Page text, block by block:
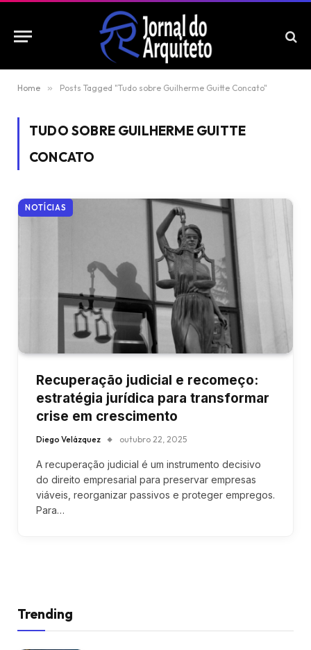
Home » Posts Tagged "Tudo sobre Guilherme Guitte Concato"
TUDO SOBRE GUILHERME GUITTE
CONCATO
NOTÍCIAS
Recuperação judicial e recomeço:
estratégia jurídica para transformar
crise em crescimento
Diego Velázquez outubro 22, 2025
A recuperação judicial é um instrumento decisivo
do direito empresarial para preservar empresas
viáveis, reorganizar passivos e proteger empregos.
Para…
Trending